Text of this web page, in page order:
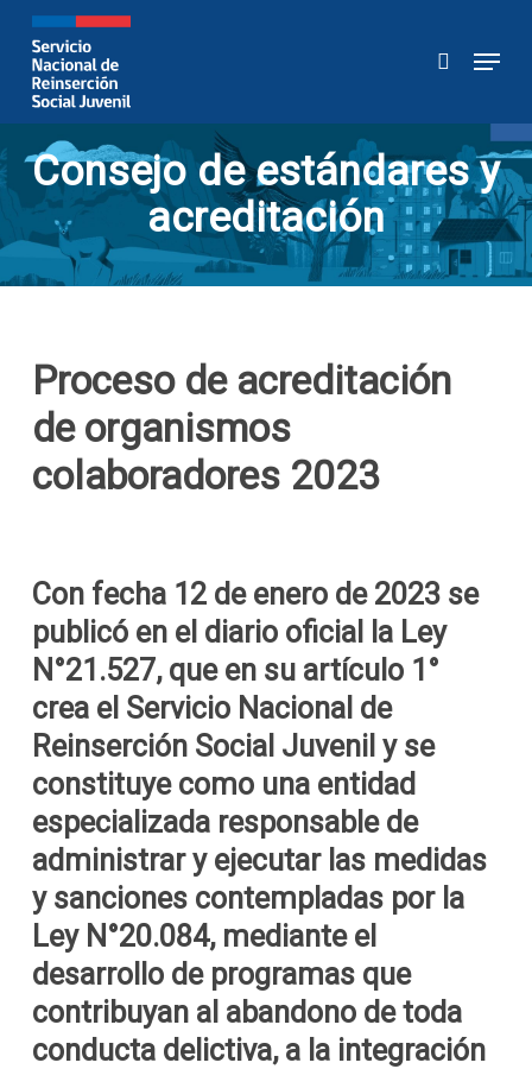
Skip
main
content
buscar
Menu
Consejo de estándares y
acreditación
Proceso de acreditación
de organismos
colaboradores 2023
Con fecha 12 de enero de 2023 se
publicó en el diario oficial la Ley
N°21.527, que en su artículo 1°
crea el Servicio Nacional de
Reinserción Social Juvenil y se
constituye como una entidad
especializada responsable de
administrar y ejecutar las medidas
y sanciones contempladas por la
Ley N°20.084, mediante el
desarrollo de programas que
contribuyan al abandono de toda
conducta delictiva, a la integración